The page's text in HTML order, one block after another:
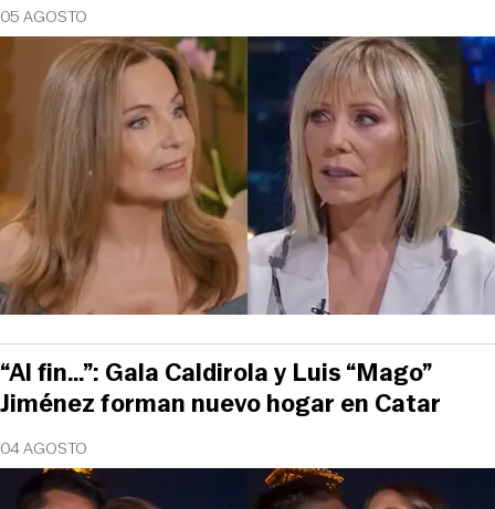
05 AGOSTO
04 AGOSTO
“Al fin…”: Gala Caldirola y Luis “Mago”
Jiménez forman nuevo hogar en Catar